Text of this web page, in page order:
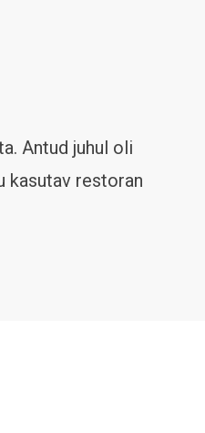
Antud juhul oli
kasutav restoran